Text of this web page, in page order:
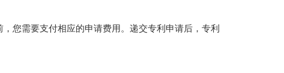
您需要支付相应的申请费用。递交专利申请后，专利